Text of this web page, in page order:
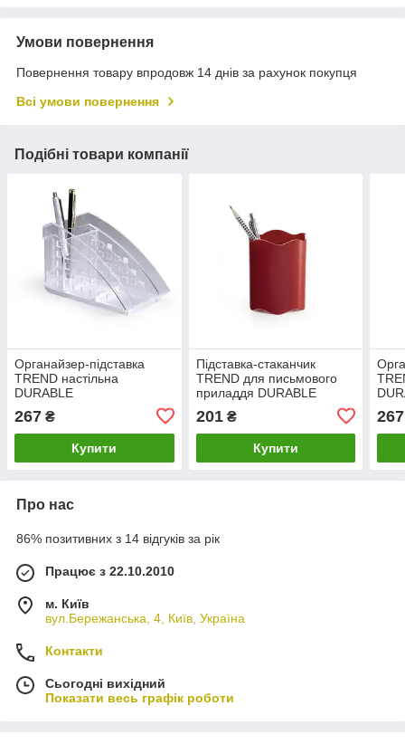
Умови повернення
Повернення товару впродовж 14 днів за рахунок покупця
Всі умови повернення
Подібні товари компанії
Органайзер-підставка
TREND настільна
DURABLE
267 ₴
Купити
Підставка-стаканчик
TREND для письмового
приладдя DURABLE
201₴
Купити
267
Про нас
86% позитивних з 14 відгуків за рік
Працює з 22.10.2010
м. Київ
вул.Бережанська, 4, Київ, Україна
Контакти
Сьогодні вихідний
Показати весь графік роботи